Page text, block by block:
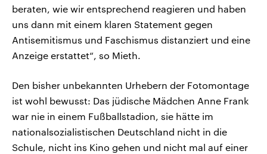
beraten, wie wir entsprechend reagieren und haben
uns dann mit einem klaren Statement gegen
Antisemitismus und Faschismus distanziert und eine
Anzeige erstattet“, so Mieth.
Den bisher unbekannten Urhebern der Fotomontage
ist wohl bewusst: Das jüdische Mädchen Anne Frank
war nie in einem Fußballstadion, sie hätte im
nationalsozialistischen Deutschland nicht in die
Schule, nicht ins Kino gehen und nicht mal auf einer